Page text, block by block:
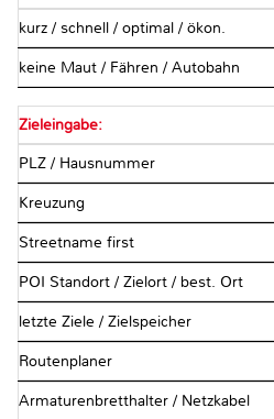
kurz / schnell / optimal / ökon.
keine Maut / Fähren / Autobahn
Zieleingabe:
PLZ / Hausnummer
Kreuzung
Streetname first
POI Standort / Zielort / best. Ort
letzte Ziele / Zielspeicher
Routenplaner
Armaturenbretthalter / Netzkabel